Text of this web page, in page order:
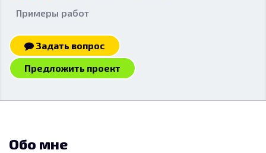
Примеры работ
Задать вопрос
Предложить проект
Обо мне